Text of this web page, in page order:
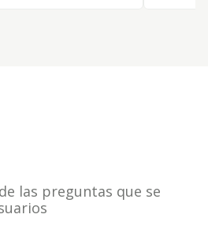
las preguntas que se